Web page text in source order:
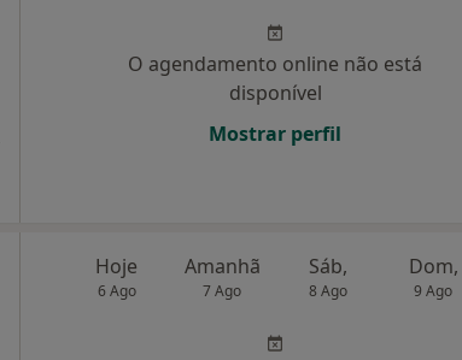
O agendamento online não está
disponível
Mostrar perfil
Hoje
6 Ago
Amanhã
7 Ago
Sáb,
8 Ago
Dom,
9 Ago